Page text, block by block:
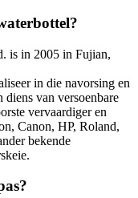
is in 2005 in Fujian,
in die navorsing en
van versoenbare
vervaardiger en
Canon, HP, Roland,
bekende